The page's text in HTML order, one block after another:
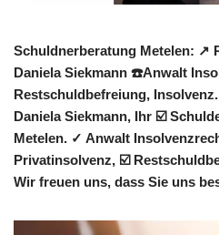
Schuldnerberatung Metelen: ↗️
Daniela Siekmann ☎️Anwalt
Restschuldbefreiung,
Daniela Siekmann, Ihr ☑️
Metelen. ✓ Anwalt
Privatinsolvenz, ☑️
Wir freuen uns, dass Sie uns